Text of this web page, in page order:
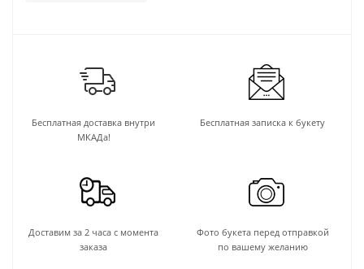
Бесплатная доставка внутри
МКАДа!
Бесплатная записка к букету
Доставим за 2 часа с момента
заказа
Фото букета перед отправкой
по вашему желанию